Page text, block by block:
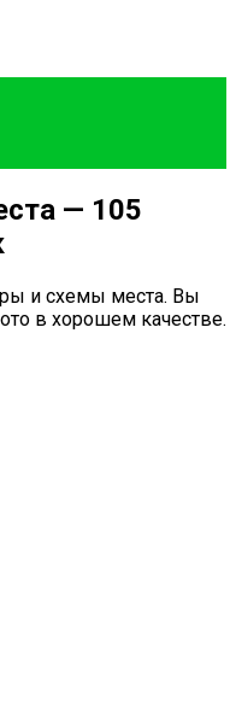
— 105
и схемы места. Вы
в хорошем качестве.